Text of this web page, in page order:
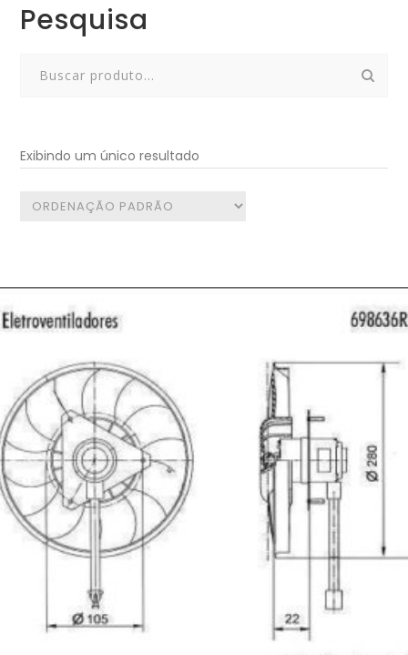
Pesquisa
Exibindo um único resultado